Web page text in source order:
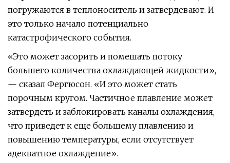
погружаются в теплоноситель и затвердевают. И
это только начало потенциально
катастрофического события.
«Это может засорить и помешать потоку
большего количества охлаждающей жидкости»,
— сказал Фергюсон. «И это может стать
порочным кругом. Частичное плавление может
затвердеть и заблокировать каналы охлаждения,
что приведет к еще большему плавлению и
повышению температуры, если отсутствует
адекватное охлаждение».